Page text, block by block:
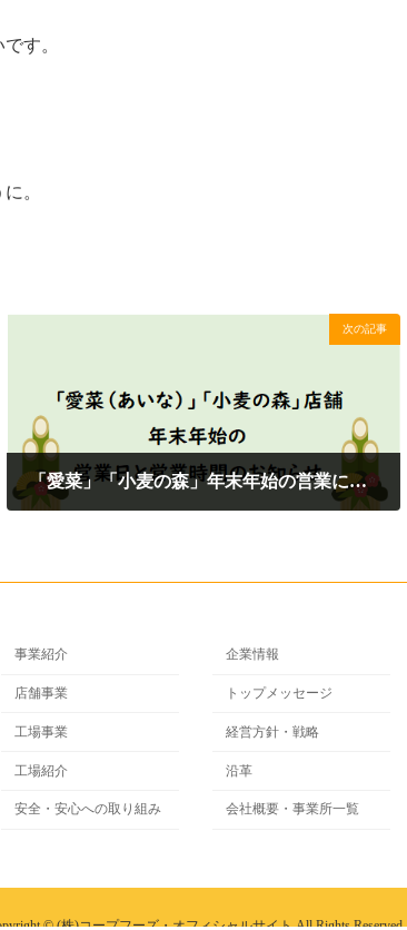
す。
。
次の記事
「愛菜」「小麦の森」年末年始の営業について
事業紹介
店舗事業
工場事業
工場紹介
安全・安心への取り組み
企業情報
トップメッセージ
経営方針・戦略
沿革
会社概要・事業所一覧
© (株)コープフーズ・オフィシャルサイト All Rights Reserved.